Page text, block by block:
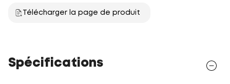
Télécharger la page de produit
Spécifications